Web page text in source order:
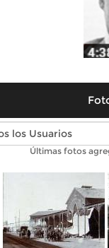
Fotos
Últimas fotos